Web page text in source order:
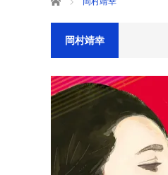
岡村靖幸